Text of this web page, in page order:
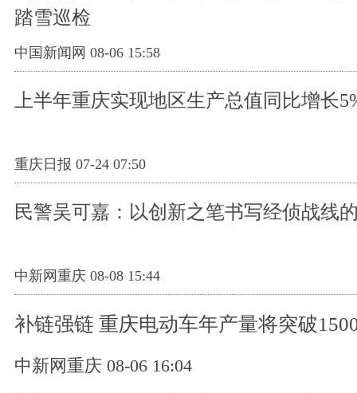
踏雪巡检
中国新闻网 08-06 15:58
上半年重庆实现地区生产总值同比增长
重庆日报 07-24 07:50
民警吴可嘉：以创新之笔书写经侦战线
中新网重庆 08-08 15:44
补链强链 重庆电动车年产量将突破
中新网重庆 08-06 16:04